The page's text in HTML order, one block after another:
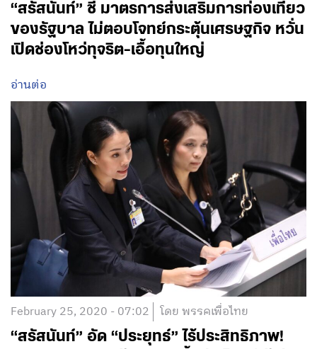
“สรัสนันท์” ชี้ มาตรการส่งเสริมการท่องเที่ยว
ของรัฐบาล ไม่ตอบโจทย์กระตุ้นเศรษฐกิจ หวั่น
เปิดช่องโหว่ทุจริต-เอื้อทุนใหญ่
อ่านต่อ
February 25, 2020 - 07:02 โดย พรรคเพื่อไทย
“สรัสนันท์” อัด “ประยุทธ์” ไร้ประสิทธิภาพ!